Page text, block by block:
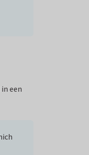
een